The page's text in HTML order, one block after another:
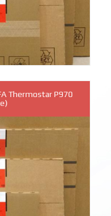
Thermostar P970